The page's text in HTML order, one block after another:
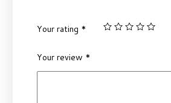
Your rating *
Your review *